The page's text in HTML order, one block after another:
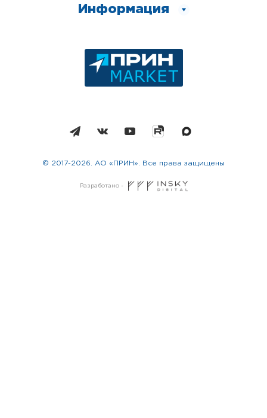
Информация
Разработано -
© 2017-2026. АО «ПРИН». Все права защищены